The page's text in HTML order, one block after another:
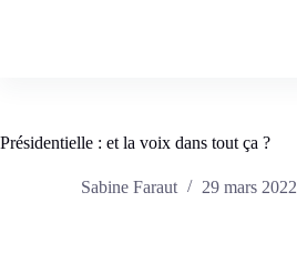
Présidentielle : et la voix dans tout ça ?
Sabine Faraut 29 mars 2022